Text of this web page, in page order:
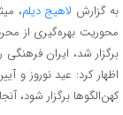
به گزارش لاهیج دیلم،
محوریت بهره‌گیری از
برگزار شد، ایران
اظهار کرد: عید نوروز و
کهن‌الگوها برگزار شود،